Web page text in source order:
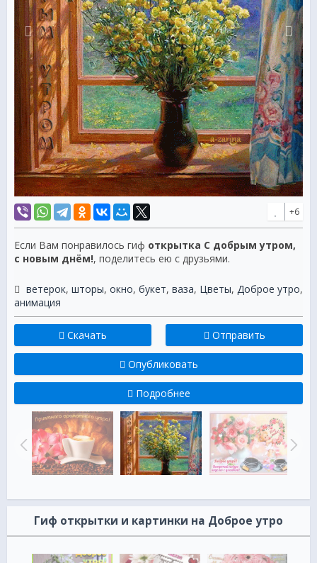
+6
Если Вам понравилось гиф открытка С добрым утром,
с новым днём!, поделитесь ею с друзьями.
ветерок, шторы, окно, букет, ваза, Цветы, Доброе утро,
анимация
Скачать Отправить
Опубликовать
Подробнее
Гиф открытки и картинки на Доброе утро